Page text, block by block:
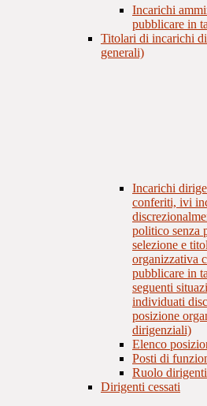
Incarichi
pubblicare in
Titolari di incarichi
generali)
Incarichi
conferiti, ivi
politico senza
selezione e
organizzativa
pubblicare in
seguenti
individuati
posizione
dirigenziali)
Elenco
Posti di
Ruolo dirigenti
Dirigenti cessati